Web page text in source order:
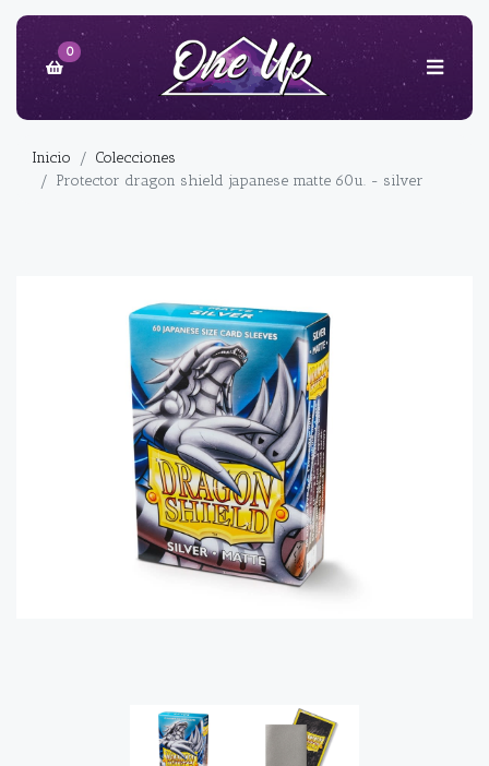
0
Inicio
Colecciones
Protector dragon shield japanese matte 60u. - silver